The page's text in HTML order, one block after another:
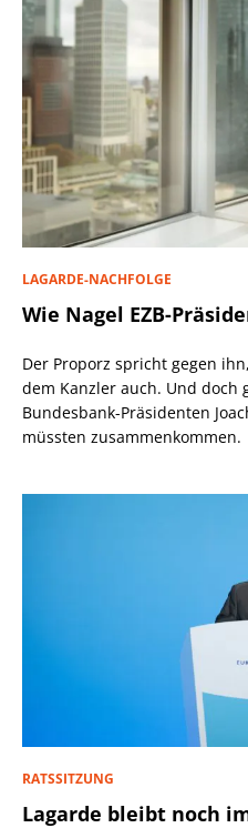
LAGARDE-NACHFOLGE
Wie Nagel EZB-
Der Proporz spricht gegen
dem Kanzler auch. Und doch
Bundesbank-Präsidenten
müssten zusammenkommen.
RATSSITZUNG
Lagarde bleibt noch